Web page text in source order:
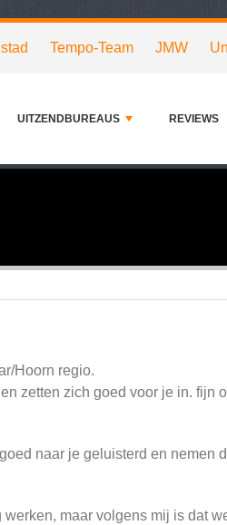
Tempo-Team JMW
UITZENDBUREAUS REVIEWS
Hoorn regio.
zetten zich goed voor je in. fijn
naar je geluisterd en nemen
werken, maar volgens mij is dat